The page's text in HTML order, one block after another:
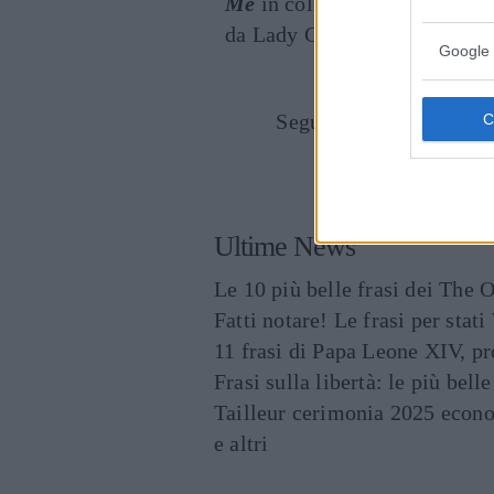
Google
da Lady Gaga.
Seguici anche su
Ultime News
Le 10 più belle frasi dei The
Fatti notare! Le frasi per stati
11 frasi di Papa Leone XIV,
Frasi sulla libertà: le più
Tailleur cerimonia 2025
e altri